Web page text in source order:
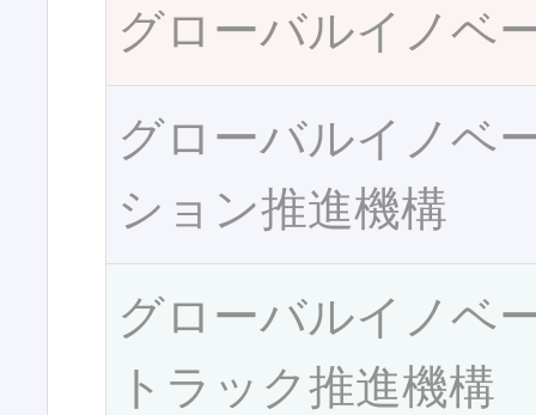
グローバルイノベ
グローバルイノベ
ション推進機構
グローバルイノベ
トラック推進機構